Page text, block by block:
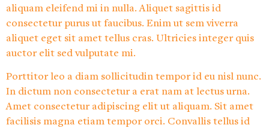
aliquam eleifend mi in nulla. Aliquet sagittis id
consectetur purus ut faucibus. Enim ut sem viverra
aliquet eget sit amet tellus cras. Ultricies integer quis
auctor elit sed vulputate mi.
Porttitor leo a diam sollicitudin tempor id eu nisl nunc.
In dictum non consectetur a erat nam at lectus urna.
Amet consectetur adipiscing elit ut aliquam. Sit amet
facilisis magna etiam tempor orci. Convallis tellus id